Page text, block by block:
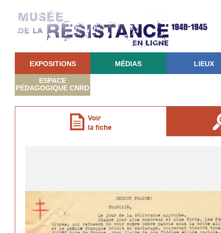
EXPOSITIONS MÉDIAS LIEUX
ESPACE
PÉDAGOGIQUE CNRD